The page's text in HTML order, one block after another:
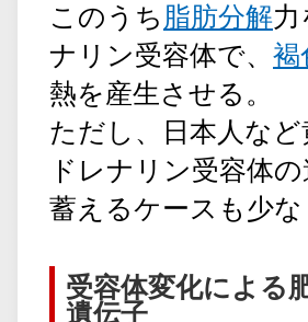
このうち 脂肪分解
ナリン受容体で、 褐
熱を産生させる。
ただし、日本人な
ドレナリン受容体
蓄えるケースも少な
受容体変化による
遺伝子